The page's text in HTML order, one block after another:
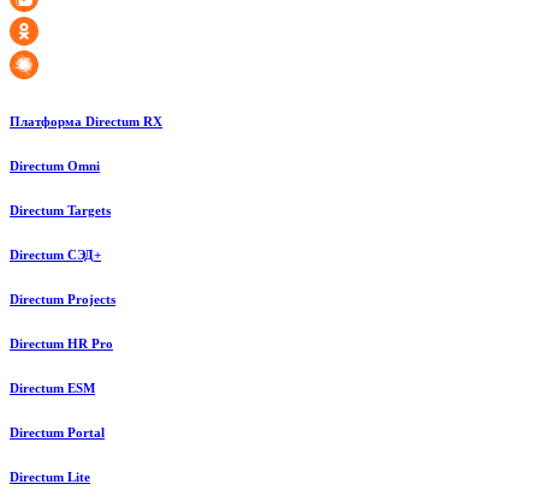
Платформа Directum RX
Directum Omni
Directum Targets
Directum СЭД+
Directum Projects
Directum HR Pro
Directum ESM
Directum Portal
Directum Lite